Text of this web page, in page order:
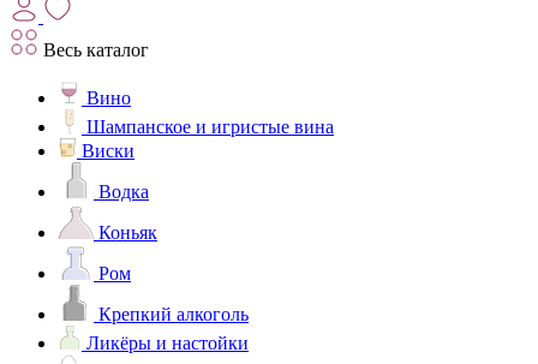
Весь каталог
Вино
Шампанское и игристые вина
Виски
Водка
Коньяк
Ром
Крепкий алкоголь
Ликёры и настойки